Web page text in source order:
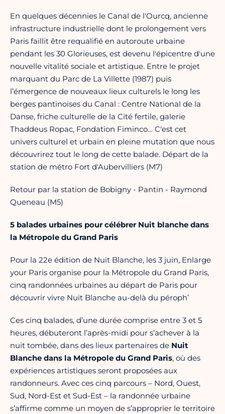
En quelques décennies le Canal de l'Ourcq, ancienne
infrastructure industrielle dont le prolongement vers
Paris faillit être requalifié en autoroute urbaine
pendant les 30 Glorieuses, est devenu l'épicentre d'une
nouvelle vitalité sociale et artistique. Entre le projet
marquant du Parc de La Villette (1987) puis
l’émergence de nouveaux lieux culturels le long les
berges pantinoises du Canal : Centre National de la
Danse, friche culturelle de la Cité fertile, galerie
Thaddeus Ropac, Fondation Fiminco… C'est cet
univers culturel et urbain en pleine mutation que nous
découvrirez tout le long de cette balade. Départ de la
station de métro Fort d'Aubervilliers (M7)
Retour par la station de Bobigny - Pantin - Raymond
Queneau (M5)
5 balades urbaines pour célébrer Nuit blanche dans
la Métropole du Grand Paris
Pour la 22e édition de Nuit Blanche, les 3 juin, Enlarge
your Paris organise pour la Métropole du Grand Paris,
cinq randonnées urbaines au départ de Paris pour
découvrir vivre Nuit Blanche au-delà du péroph’
Ces cinq balades, d’une durée comprise entre 3 et 5
heures, débuteront l’après-midi pour s’achever à la
nuit tombée, dans des lieux partenaires de Nuit
Blanche dans la Métropole du Grand Paris, où des
expériences artistiques seront proposées aux
randonneurs. Avec ces cinq parcours – Nord, Ouest,
Sud, Nord-Est et Sud-Est – la randonnée urbaine
s’affirme comme un moyen de s’approprier le territoire